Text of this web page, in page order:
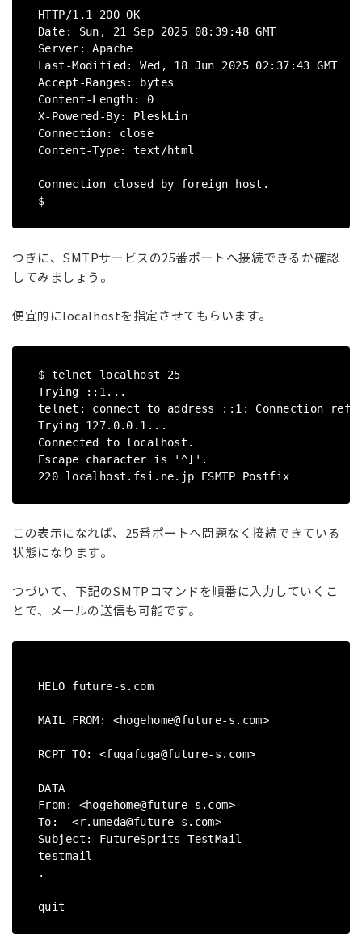
HTTP/1.1 200 OK
Date: Sun, 21 Sep 2025 08:39:48 GMT
Server: Apache
Last-Modified: Wed, 18 Jun 2025 02:37:43 GMT
Accept-Ranges: bytes
Content-Length: 0
X-Powered-By: PleskLin
Connection: close
Content-Type: text/html
Connection closed by foreign host.
$
つぎに、SMTPサービスの25番ポートへ接続できるか確認
してみましょう。
便宜的にlocalhostを指定させてもらいます。
$ telnet localhost 25
Trying ::1...
telnet: connect to address ::1: Connection
Trying 127.0.0.1...
Connected to localhost.
Escape character is '^]'.
220 localhost.fsi.ne.jp ESMTP Postfix
この表示になれば、25番ポートへ問題なく接続できている
状態になります。
つづいて、下記のSMTPコマンドを順番に入力していくこ
とで、メールの送信も可能です。
HELO future-s.com
MAIL FROM: <hogehome@future-s.com>
RCPT TO: <fugafuga@future-s.com>
DATA
From: <hogehome@future-s.com>
To: <r.umeda@future-s.com>
Subject: FutureSprits TestMail
testmail
.
quit